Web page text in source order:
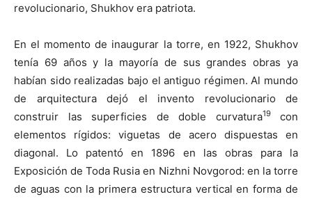
revolucionario, Shukhov era patriota.
En el momento de inaugurar la torre, en 1922, Shukhov
tenía 69 años y la mayoría de sus grandes obras ya
habían sido realizadas bajo el antiguo régimen. Al mundo
de arquitectura dejó el invento revolucionario de
construir las superficies de doble curvatura19con
elementos rígidos: viguetas de acero dispuestas en
diagonal. Lo patentó en 1896 en las obras para la
Exposición de Toda Rusia en Nizhni Novgorod: en la torre
de aguas con la primera estructura vertical en forma de